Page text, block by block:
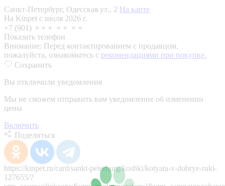
Санкт-Петербург, Одесская ул., 2 На карте
На Kinpet c июля 2026 г.
+7 (901) ⚬⚬⚬ ⚬⚬ ⚬⚬
Показать телефон
Внимание: Перед контактированием с продавцом,
пожалуйста, ознакомьтесь с рекомендациями при покупке.
Сохранить
Вы отключили уведомления
Мы не сможем отправить вам уведомление об изменении
цены
Включить
Поделиться
https://kinpet.ru/card/sankt-peterburg/koshki/kotyata-v-dobrye-ruki-
127655/?